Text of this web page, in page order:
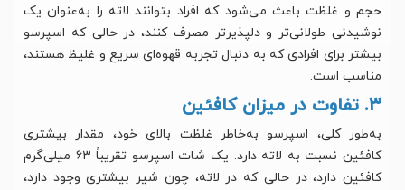
حجم و غلظت باعث می‌شود که افراد بتوانند لاته را به‌عنوان یک
نوشیدنی طولانی‌تر و دلپذیرتر مصرف کنند، در حالی که اسپرسو
بیشتر برای افرادی که به دنبال تجربه قهوه‌ای سریع و غلیظ هستند،
مناسب است.
۳. تفاوت در میزان کافئین
به‌طور کلی، اسپرسو به‌خاطر غلظت بالای خود، مقدار بیشتری
کافئین نسبت به لاته دارد. یک شات اسپرسو تقریباً ۶۳ میلی‌گرم
کافئین دارد، در حالی که در لاته، چون شیر بیشتری وجود دارد،